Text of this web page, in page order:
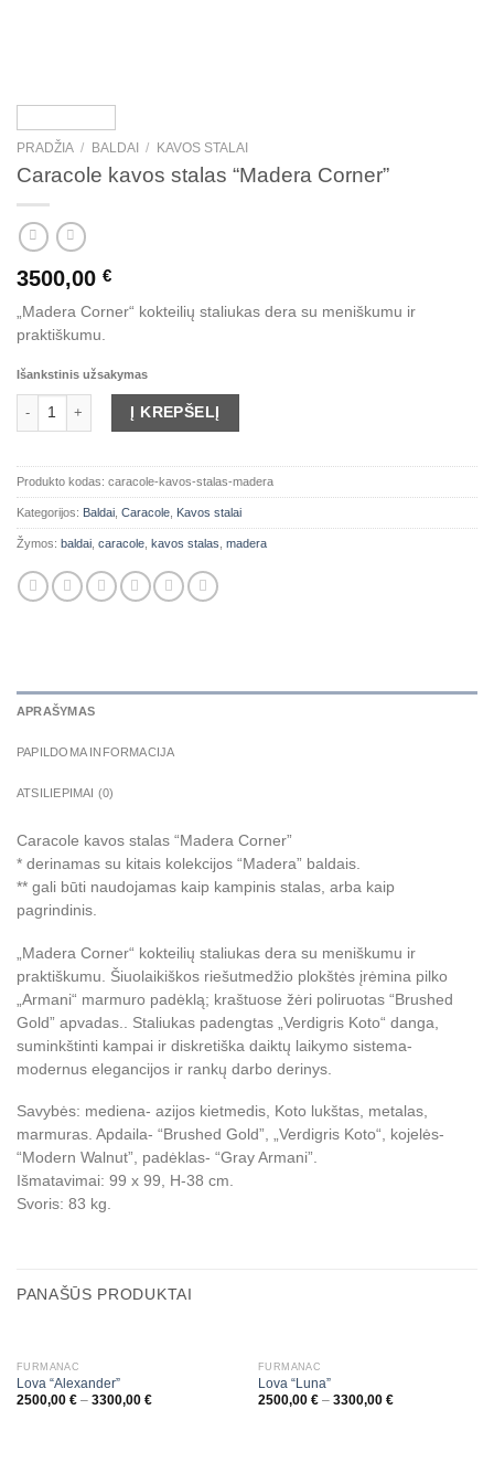
PRADŽIA / BALDAI / KAVOS STALAI
Caracole kavos stalas “Madera Corner”
3500,00 €
„Madera Corner“ kokteilių staliukas dera su meniškumu ir
praktiškumu.
Išankstinis užsakymas
produkto kiekis: Caracole kavos stalas "Madera Corner"
Į KREPŠELĮ
Produkto kodas: caracole-kavos-stalas-madera
Kategorijos: Baldai Caracole Kavos stalai
Žymos: baldai caracole kavos stalas madera
APRAŠYMAS
PAPILDOMA INFORMACIJA
ATSILIEPIMAI (0)
Caracole kavos stalas “Madera Corner”
* derinamas su kitais kolekcijos “Madera” baldais.
** gali būti naudojamas kaip kampinis stalas, arba kaip
pagrindinis.
„Madera Corner“ kokteilių staliukas dera su meniškumu ir
praktiškumu. Šiuolaikiškos riešutmedžio plokštės įrėmina pilko
„Armani“ marmuro padėklą; kraštuose žėri poliruotas “Brushed
Gold” apvadas.. Staliukas padengtas „Verdigris Koto“ danga,
suminkštinti kampai ir diskretiška daiktų laikymo sistema-
modernus elegancijos ir rankų darbo derinys.
Savybės: mediena- azijos kietmedis, Koto lukštas, metalas,
marmuras. Apdaila- “Brushed Gold”, „Verdigris Koto“, kojelės-
“Modern Walnut”, padėklas- “Gray Armani”.
Išmatavimai: 99 x 99, H-38 cm.
Svoris: 83 kg.
PANAŠŪS PRODUKTAI
FURMANAC
Lova “Alexander”
2500,00 €– 3300,00 €
FURMANAC
Lova “Luna”
2500,00 €– 3300,00 €